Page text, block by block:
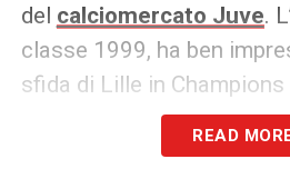
del calciomercato Juve.
classe 1999, ha ben
sfida di Lille in Champions
Altri due club di Serie A,
READ